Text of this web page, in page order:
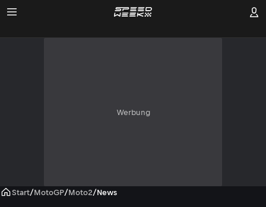
Werbung
Start/MotoGP/Moto2/News